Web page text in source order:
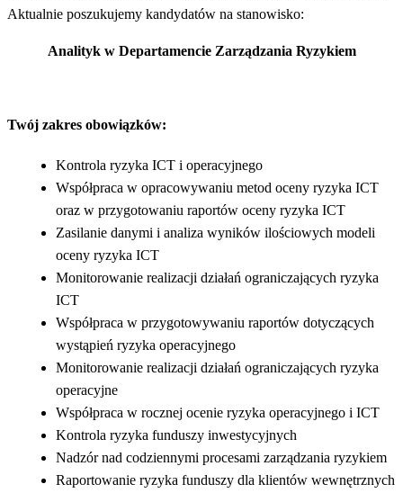
Aktualnie poszukujemy kandydatów na stanowisko:
Analityk w Departamencie Zarządzania Ryzykiem
Twój zakres obowiązków:
Kontrola ryzyka ICT i operacyjnego
Współpraca w opracowywaniu metod oceny ryzyka ICT
oraz w przygotowaniu raportów oceny ryzyka ICT
Zasilanie danymi i analiza wyników ilościowych modeli
oceny ryzyka ICT
Monitorowanie realizacji działań ograniczających ryzyka
ICT
Współpraca w przygotowywaniu raportów dotyczących
wystąpień ryzyka operacyjnego
Monitorowanie realizacji działań ograniczających ryzyka
operacyjne
Współpraca w rocznej ocenie ryzyka operacyjnego i ICT
Kontrola ryzyka funduszy inwestycyjnych
Nadzór nad codziennymi procesami zarządzania ryzykiem
Raportowanie ryzyka funduszy dla klientów wewnętrznych